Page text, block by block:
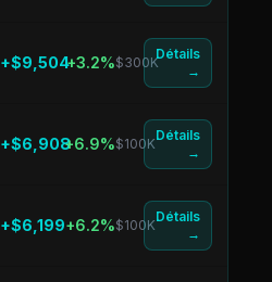
+$9,504+3.2%$300K
Détails
→
+$6,908+6.9%$100K
Détails
→
+$6,199+6.2%$100K
Détails
→